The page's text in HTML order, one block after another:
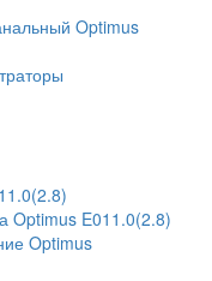
Optimus
Optimus E011.0(2.8)
Optimus